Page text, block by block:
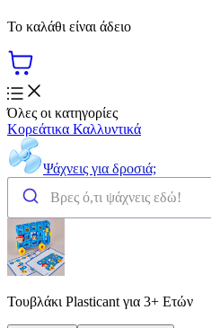
Το καλάθι είναι άδειο
Όλες οι κατηγορίες
Κορεάτικα Καλλυντικά
Ψάχνεις για δροσιά;
Τουβλάκι Plasticant για 3+ Ετών